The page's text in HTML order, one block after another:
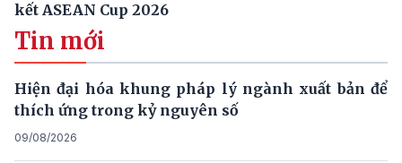
kết ASEAN Cup 2026
Tin mới
Hiện đại hóa khung pháp lý ngành xuất bản để
thích ứng trong kỷ nguyên số
09/08/2026